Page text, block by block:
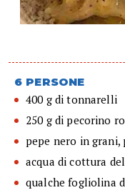
6 PERSONE
400 g di tonnarelli
250 g di pecorino
pepe nero in
acqua di cottura
qualche fogliolina